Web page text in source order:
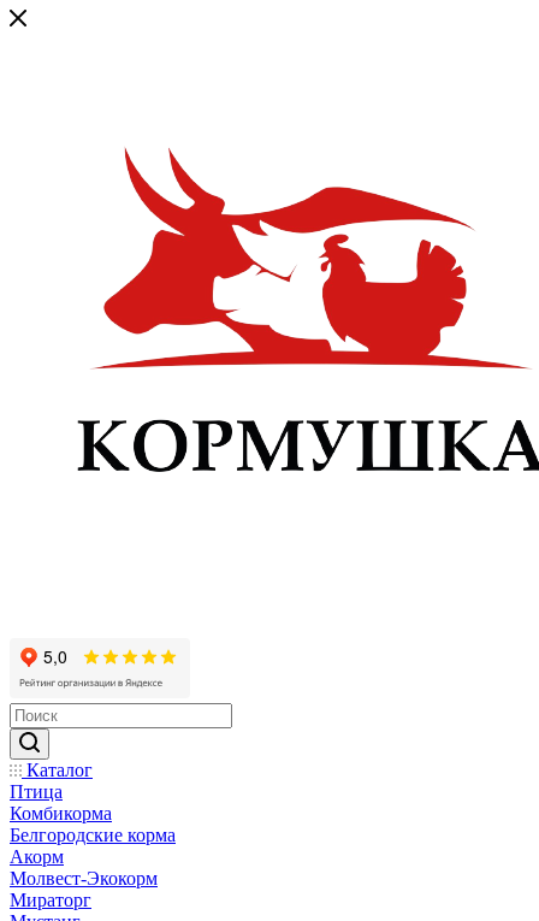
Каталог
Птица
Комбикорма
Белгородские корма
Акорм
Молвест-Экокорм
Мираторг